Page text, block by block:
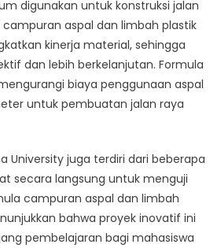
digunakan untuk konstruksi jalan
campuran aspal dan limbah plastik
kinerja material, sehingga
dan lebih berkelanjutan. Formula
biaya penggunaan aspal
untuk pembuatan jalan raya
University juga terdiri dari beberapa
secara langsung untuk menguji
campuran aspal dan limbah
bahwa proyek inovatif ini
pembelajaran bagi mahasiswa